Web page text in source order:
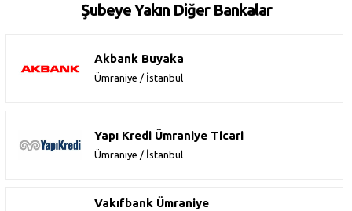
Şubeye Yakın Diğer Bankalar
Akbank Buyaka
Ümraniye / İstanbul
Yapı Kredi Ümraniye Ticari
Ümraniye / İstanbul
Vakıfbank Ümraniye